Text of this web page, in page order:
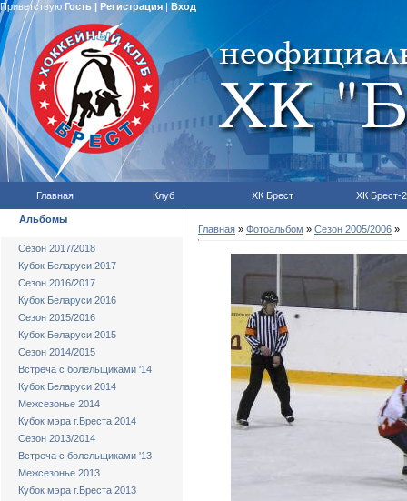
Приветствую Гость | Регистрация| Вход
Главная Клуб ХК Брест ХК Брест-2
Альбомы
Сезон 2017/2018
Кубок Беларуси 2017
Сезон 2016/2017
Кубок Беларуси 2016
Сезон 2015/2016
Кубок Беларуси 2015
Сезон 2014/2015
Встреча с болельщиками '14
Кубок Беларуси 2014
Межсезонье 2014
Кубок мэра г.Бреста 2014
Сезон 2013/2014
Встреча с болельщиками '13
Межсезонье 2013
Кубок мэра г.Бреста 2013
Главная » Фотоальбом » Сезон 2005/2006 »